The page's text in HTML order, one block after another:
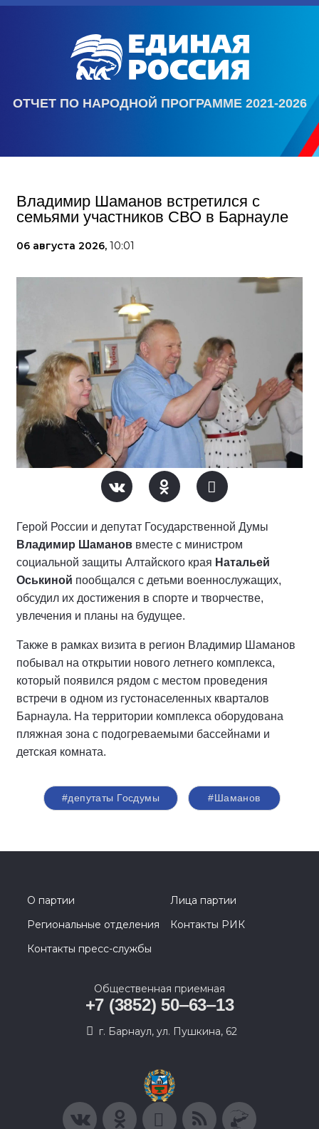
ОТЧЕТ ПО НАРОДНОЙ ПРОГРАММЕ 2021-2026
Владимир Шаманов встретился с
семьями участников СВО в Барнауле
06 августа 2026, 10:01
Герой России и депутат Государственной Думы
Владимир Шаманов вместе с министром
социальной защиты Алтайского края Натальей
Оськиной пообщался с детьми военнослужащих,
обсудил их достижения в спорте и творчестве,
увлечения и планы на будущее.
Также в рамках визита в регион Владимир Шаманов
побывал на открытии нового летнего комплекса,
который появился рядом с местом проведения
встречи в одном из густонаселенных кварталов
Барнаула. На территории комплекса оборудована
пляжная зона с подогреваемыми бассейнами и
детская комната.
#депутаты Госдумы #Шаманов
О партии
Лица партии
Региональные отделения
Контакты РИК
Контакты пресс-службы
Общественная приемная
+7 (3852) 50‒63‒13
г. Барнаул, ул. Пушкина, 62